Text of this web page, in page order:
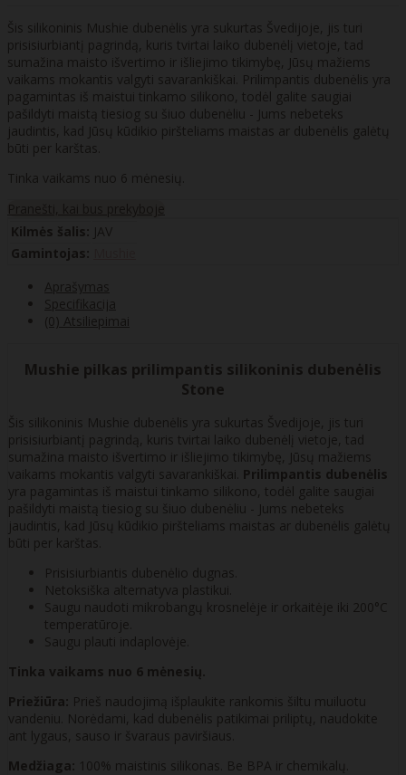
Šis silikoninis Mushie dubenėlis yra sukurtas Švedijoje, jis turi
prisisiurbiantį pagrindą, kuris tvirtai laiko dubenėlį vietoje, tad
sumažina maisto išvertimo ir išliejimo tikimybę, Jūsų mažiems
vaikams mokantis valgyti savarankiškai. Prilimpantis dubenėlis yra
pagamintas iš maistui tinkamo silikono, todėl galite saugiai
pašildyti maistą tiesiog su šiuo dubenėliu - Jums nebeteks
jaudintis, kad Jūsų kūdikio piršteliams maistas ar dubenėlis galėtų
būti per karštas.
Tinka vaikams nuo 6 mėnesių.
Pranešti, kai bus prekyboje
Kilmės šalis: JAV
Gamintojas:
Aprašymas
Specifikacija
(0) Atsiliepimai
Mushie pilkas prilimpantis silikoninis dubenėlis
Stone
Šis silikoninis Mushie dubenėlis yra sukurtas Švedijoje, jis turi
prisisiurbiantį pagrindą, kuris tvirtai laiko dubenėlį vietoje, tad
sumažina maisto išvertimo ir išliejimo tikimybę, Jūsų mažiems
vaikams mokantis valgyti savarankiškai. Prilimpantis dubenėlis
yra pagamintas iš maistui tinkamo silikono, todėl galite saugiai
pašildyti maistą tiesiog su šiuo dubenėliu - Jums nebeteks
jaudintis, kad Jūsų kūdikio piršteliams maistas ar dubenėlis galėtų
būti per karštas.
Prisisiurbiantis dubenėlio dugnas.
Netoksiška alternatyva plastikui.
Saugu naudoti mikrobangų krosnelėje ir orkaitėje iki 200°C
temperatūroje.
Saugu plauti indaplovėje.
Tinka vaikams nuo 6 mėnesių.
Priežiūra: Prieš naudojimą išplaukite rankomis šiltu muiluotu
vandeniu. Norėdami, kad dubenėlis patikimai priliptų, naudokite
ant lygaus, sauso ir švaraus paviršiaus.
Medžiaga: 100% maistinis silikonas. Be BPA ir chemikalų.